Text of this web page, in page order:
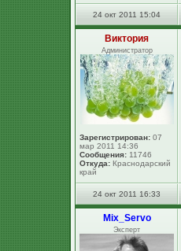
24 окт 2011 15:04
Виктория
Администратор
Зарегистрирован: 07
мар 2011 14:36
Сообщения: 11746
Откуда: Краснодарский
край
24 окт 2011 16:33
Mix_Servo
Эксперт